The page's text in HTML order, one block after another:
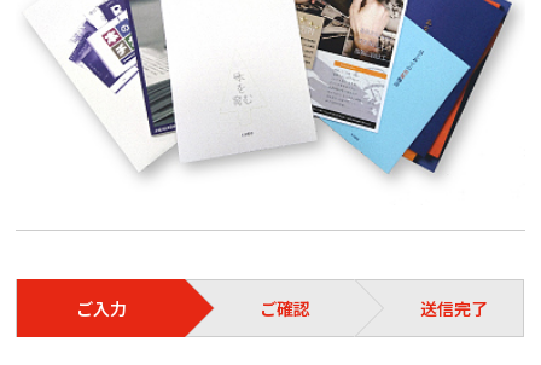
ご入力 ご確認 送信完了